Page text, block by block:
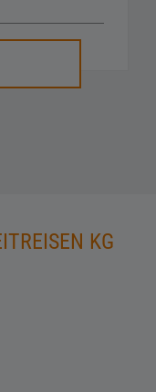
KG